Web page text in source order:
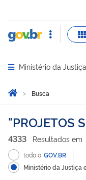
Abrir menu
Ministério da
Você está aqui:
Página Inicial
Busca
Busca
PROJETOS
4333 Resultados em
todo o GOV.BR
Ministério da Justiça